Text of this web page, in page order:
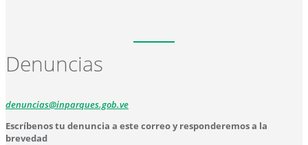
Denuncias
denuncias@inparques.gob.ve
Escríbenos tu denuncia a este correo y responderemos a la
brevedad